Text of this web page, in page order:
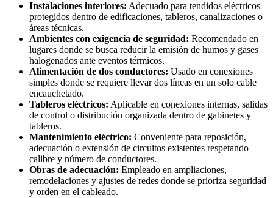
Instalaciones interiores: Adecuado para tendidos eléctricos
protegidos dentro de edificaciones, tableros, canalizaciones o
áreas técnicas.
Ambientes con exigencia de seguridad: Recomendado en
lugares donde se busca reducir la emisión de humos y gases
halogenados ante eventos térmicos.
Alimentación de dos conductores: Usado en conexiones
simples donde se requiere llevar dos líneas en un solo cable
encauchetado.
Tableros eléctricos: Aplicable en conexiones internas, salidas
de control o distribución organizada dentro de gabinetes y
tableros.
Mantenimiento eléctrico: Conveniente para reposición,
adecuación o extensión de circuitos existentes respetando
calibre y número de conductores.
Obras de adecuación: Empleado en ampliaciones,
remodelaciones y ajustes de redes donde se prioriza seguridad
y orden en el cableado.